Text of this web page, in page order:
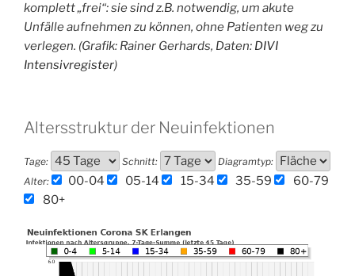
komplett „frei“: sie sind z.B. notwendig, um akute
Unfälle aufnehmen zu können, ohne Patienten weg zu
verlegen. (Grafik: Rainer Gerhards, Daten: DIVI
Intensivregister)
Altersstruktur der Neuinfektionen
Tage: Schnitt:
Diagramtyp:
Alter:
00-04 05-14 15-34 35-59
60-79
80+